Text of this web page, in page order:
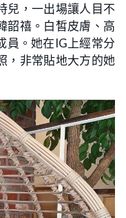
兒，一出場讓人目不
韶禧。白皙皮膚、高
員。她在IG上經常分
，非常貼地大方的她